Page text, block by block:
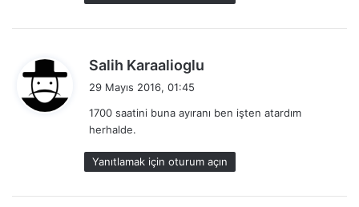
i
Salih Karaalioglu
i
i
:
29 Mayıs 2016, 01:45
1700 saatini buna ayıranı ben işten atardım
herhalde.
Yanıtlamak için oturum açın